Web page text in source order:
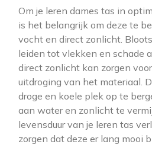
Om je leren dames tas in
is het belangrijk om deze te
vocht en direct zonlicht.
leiden tot vlekken en schade
direct zonlicht kan zorgen
uitdroging van het materiaal.
droge en koele plek op te
aan water en zonlicht te
levensduur van je leren tas
zorgen dat deze er lang mooi